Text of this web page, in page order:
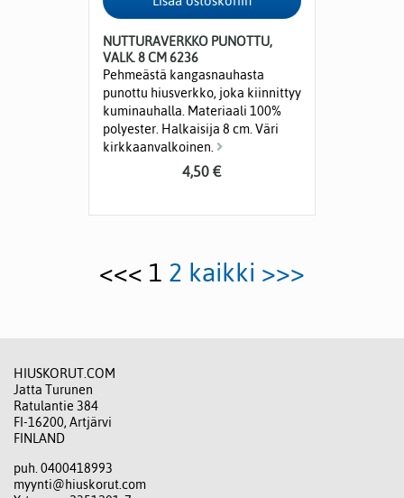
NUTTURAVERKKO PUNOTTU,
VALK. 8 CM 6236
Pehmeästä kangasnauhasta
punottu hiusverkko, joka kiinnittyy
kuminauhalla. Materiaali 100%
polyester. Halkaisija 8 cm. Väri
kirkkaanvalkoinen.
4,50 €
<<< 1 2 kaikki >>>
HIUSKORUT.COM
Jatta Turunen
Ratulantie 384
FI-16200, Artjärvi
FINLAND
puh. 0400418993
myynti@hiuskorut.com